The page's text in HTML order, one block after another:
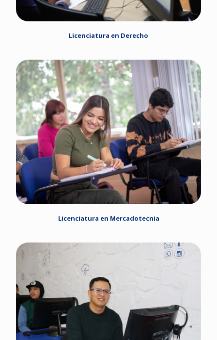
Licenciatura en Derecho
Licenciatura en Mercadotecnia